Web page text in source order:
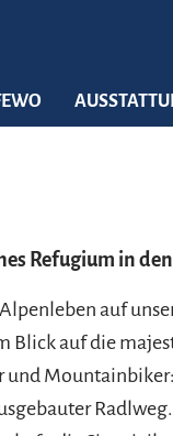
Refugium in
auf
Blick auf die
und